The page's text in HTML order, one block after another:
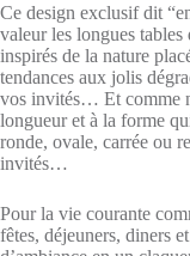
Ce design exclusif dit
valeur les longues
inspirés de la nature
tendances aux jolis
vos invités… Et comme
longueur et à la forme
ronde, ovale, carrée ou
invités…
Pour la vie courante
fêtes, déjeuners, diners